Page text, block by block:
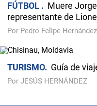
FÚTBOL
Muere
representante de
Por Pedro Felipe Hernández
TURISMO Guía de
Por JESÚS HERNÁNDEZ